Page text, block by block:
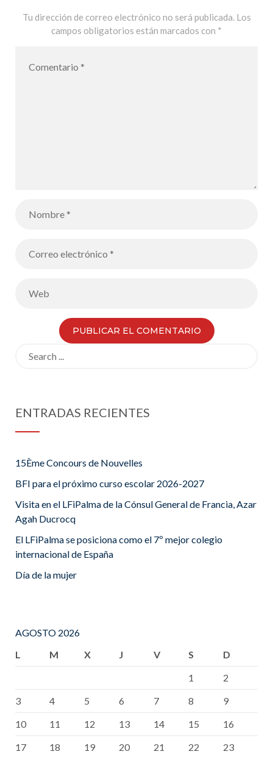
scolaire 2021-
2022 – De
Tu dirección de correo electrónico no será publicada. Los
campos obligatorios están marcados con *
ENTRADAS RECIENTES
15Ème Concours de Nouvelles
BFI para el próximo curso escolar 2026-2027
Visita en el LFiPalma de la Cónsul General de Francia, Azar
Agah Ducrocq
El LFiPalma se posiciona como el 7º mejor colegio
internacional de España
Día de la mujer
AGOSTO 2026
L
M X J V S
D
1
2
3
4 5 6 7 8
9
10
11 12 13 14 15
16
17
18 19 20 21 22 23